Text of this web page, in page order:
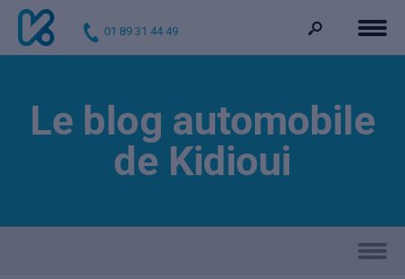
01 89 31 44 49
Le blog automobile
de Kidioui